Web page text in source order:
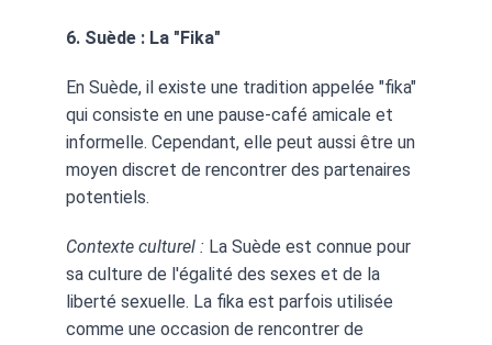
6. Suède : La "Fika"
En Suède, il existe une tradition appelée "fika"
qui consiste en une pause-café amicale et
informelle. Cependant, elle peut aussi être un
moyen discret de rencontrer des partenaires
potentiels.
Contexte culturel : La Suède est connue pour
sa culture de l'égalité des sexes et de la
liberté sexuelle. La fika est parfois utilisée
comme une occasion de rencontrer de